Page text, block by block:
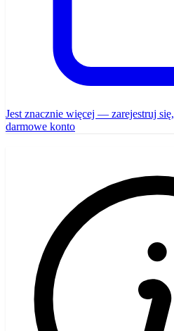
Jest znacznie więcej — zarejestruj
darmowe konto